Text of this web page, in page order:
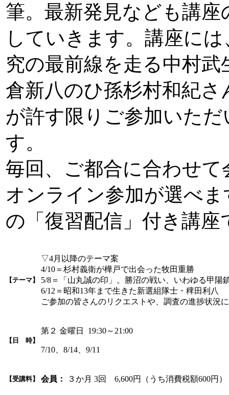
筆。最新発見なども講座
していきます。講座に
究の最前線を走る中村武
倉新八のひ孫杉村和紀さ
が許す限りご参加いた
す。
毎回、ご都合に合わせて
オンライン参加が選べま
の「復習配信」付き講座
【テーマ】
▽4月以降のテーマ案
4/10＝杉村義衛が樺戸で出会った牧田重勝
5/8＝「山丸誠の印」。勝沼の戦い、いわゆる甲陽
6/12＝昭和13年まで生きた新選組隊士・稗田利八
ご参加の皆さんのリクエストや、調査の進捗状況
【日 時】
第２ 金曜日 19:30～21:00
7/10、8/14、9/11
【受講料】 会員： ３か月 3回 6,600円（うち消費税額600円）